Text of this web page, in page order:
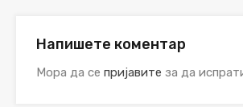
Напишете коментар
Мора да се пријавите за да